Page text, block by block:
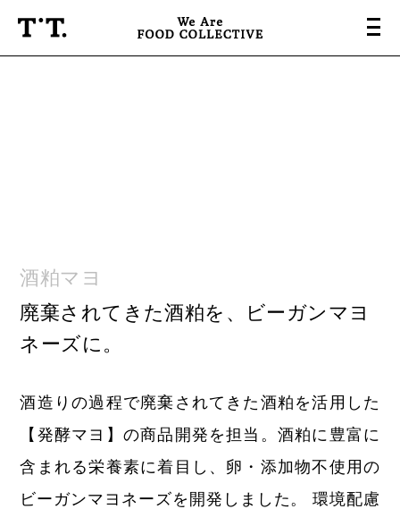
酒粕マヨ
廃棄されてきた酒粕を、ビーガンマヨ
ネーズに。
酒造りの過程で廃棄されてきた酒粕を活用した
【発酵マヨ】の商品開発を担当。酒粕に豊富に
含まれる栄養素に着目し、卵・添加物不使用の
ビーガンマヨネーズを開発しました。 環境配慮
News & Press
Company